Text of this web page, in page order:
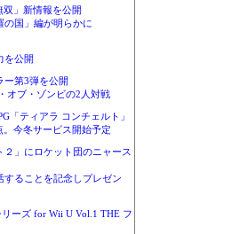
双」新情報を公開
の国」編が明らかに
を公開
ー第3弾を公開
オブ・ゾンビの2人対戦
「ティアラ コンチェルト」
。今冬サービス開始予定
２」にロケット団のニャース
ることを記念しプレゼン
ーズ for Wii U Vol.1 THE フ